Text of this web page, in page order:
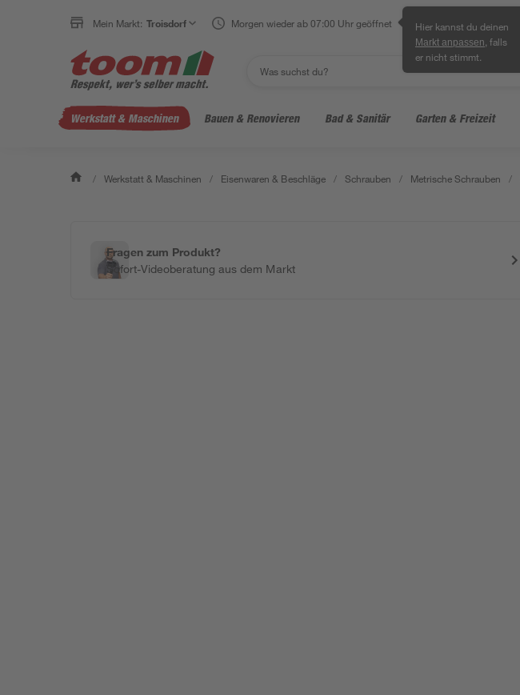
Mein Markt: Troisdorf Morgen wieder ab 07:00 Uhr geöffnet Hier kannst du deinen
Markt anpassen , falls
er nicht stimmt.
Werkstatt & Maschinen Bauen & Renovieren Bad & Sanitär Garten & Freizeit
/ Werkstatt & Maschinen / Eisenwaren & Beschläge / Schrauben / Metrische Schrauben /
Fragen zum Produkt?
Sofort-Videoberatung aus dem Markt